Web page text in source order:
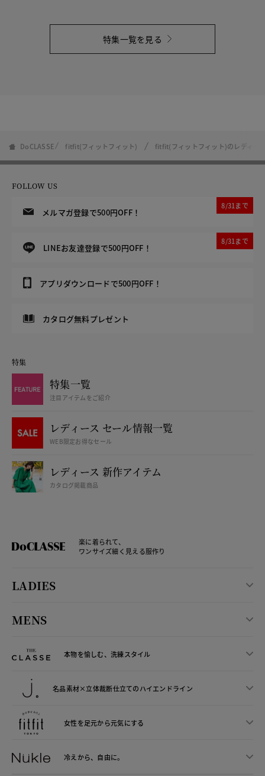
特集一覧を見る
DoCLASSE fitfit(フィットフィット) fitfit(フィットフィット)のレディー
FOLLOW US
メルマガ登録で500円OFF！
8/31まで
LINEお友達登録で500円OFF！
8/31まで
アプリダウンロードで500円OFF！
カタログ無料プレゼント
特集
特集一覧
注目アイテムをご紹介
レディース セール情報一覧
WEB限定お得なセール
レディース 新作アイテム
カタログ掲載商品
楽に着られて、
ワンサイズ細く見える服作り
LADIES
MENS
本物を愉しむ、洗練スタイル
名品素材×立体裁断仕立てのハイエンドライン
女性を足元から元気にする
冷えから、 自由に。